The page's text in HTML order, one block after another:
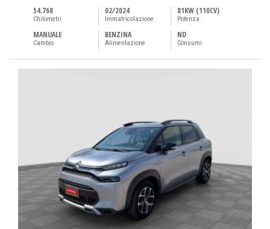
54.768
Chilometri
02/2024
Immatricolazione
81KW (110CV)
Potenza
MANUALE
Cambio
BENZINA
Alimentazione
ND
Consumi